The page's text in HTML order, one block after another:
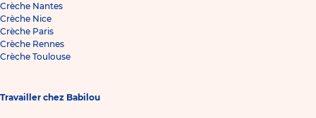
Crèche Nantes
Crèche Nice
Crèche Paris
Crèche Rennes
Crèche Toulouse
Travailler chez Babilou